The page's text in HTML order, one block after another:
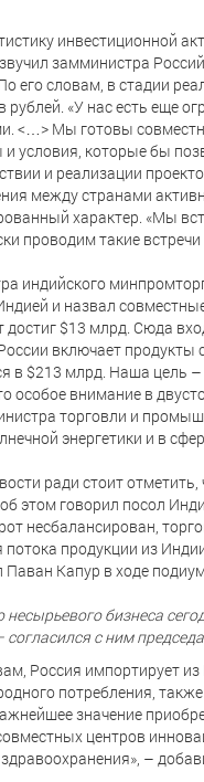
инвестиционной
замминистра
его словам, в стадии
рублей. «У нас есть еще
<…> Мы готовы
условия, которые бы
и реализации
между странами
характер. «Мы
проводим такие
индийского
и назвал
достиг $13 млрд. Сюда
включает продукты
в $213 млрд. Наша цель
особое внимание в
торговли и
энергетики и в
ради стоит
этом говорил посол
несбалансирован,
потока продукции из
Паван Капур в ходе
несырьевого бизнеса
согласился с ним
Россия импортирует
потребления,
значение
центров
–